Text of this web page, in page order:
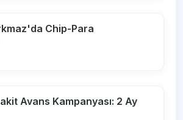
Chip-Para
Avans Kampanyası: 2 Ay